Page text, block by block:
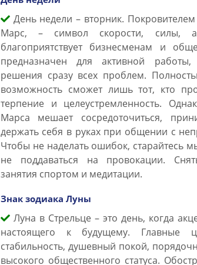
День недели – вторник. Покровителем
Марс, – символ скорости, силы,
благоприятствует бизнесменам и
предназначен для активной
решения сразу всех проблем.
возможность сможет лишь тот, кто
терпение и целеустремленность.
Марса мешает сосредоточиться,
держать себя в руках при общении с
Чтобы не наделать ошибок, старайтесь
не поддаваться на провокации.
занятия спортом и медитации.
Знак зодиака Луны
Луна в Стрельце – это день, когда
настоящего к будущему. Главные
стабильность, душевный покой,
высокого общественного статуса.